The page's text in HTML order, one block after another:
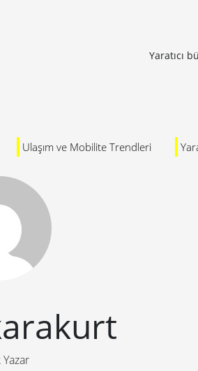
Yaratıcı
Ulaşım ve Mobilite Trendleri